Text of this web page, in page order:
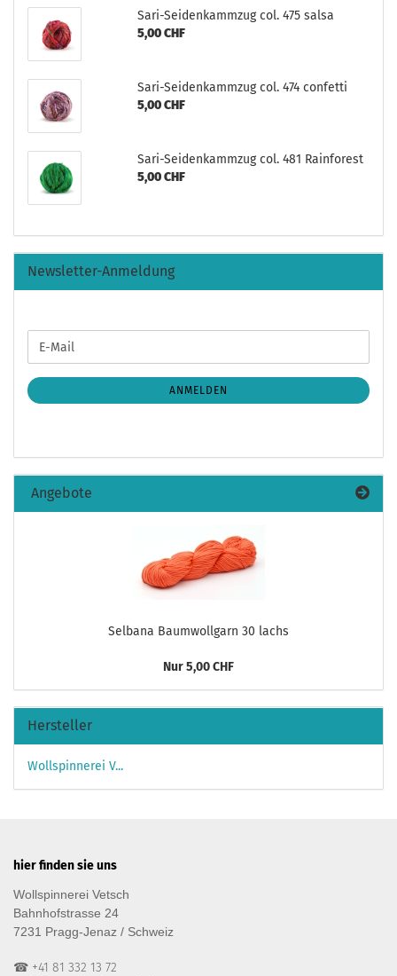
Sari-Seidenkammzug col. 475 salsa
5,00 CHF
Sari-Seidenkammzug col. 474 confetti
5,00 CHF
Sari-Seidenkammzug col. 481 Rainforest
5,00 CHF
Newsletter-Anmeldung
ZUR
ANMELDUNG
E-
Mail
ANMELDEN
Angebote
Selbana Baumwollgarn 30 lachs
Nur 5,00 CHF
Hersteller
Wollspinnerei V...
hier finden sie uns
Wollspinnerei Vetsch
Bahnhofstrasse 24
7231 Pragg-Jenaz / Schweiz
☎ +41 81 332 13 72